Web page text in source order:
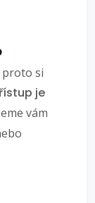
proto si
je
vám